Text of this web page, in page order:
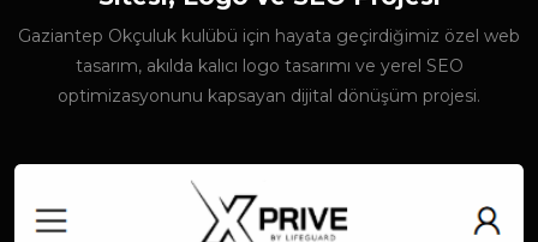
Gaziantep Okçuluk kulübü için hayata geçirdiğimiz özel web
tasarım, akılda kalıcı logo tasarımı ve yerel SEO
optimizasyonunu kapsayan dijital dönüşüm projesi.